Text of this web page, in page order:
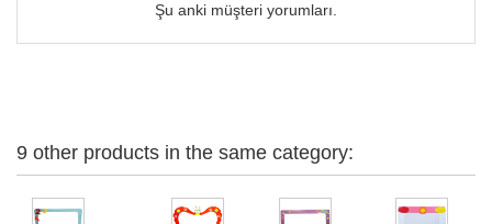
Şu anki müşteri yorumları.
9 other products in the same category: